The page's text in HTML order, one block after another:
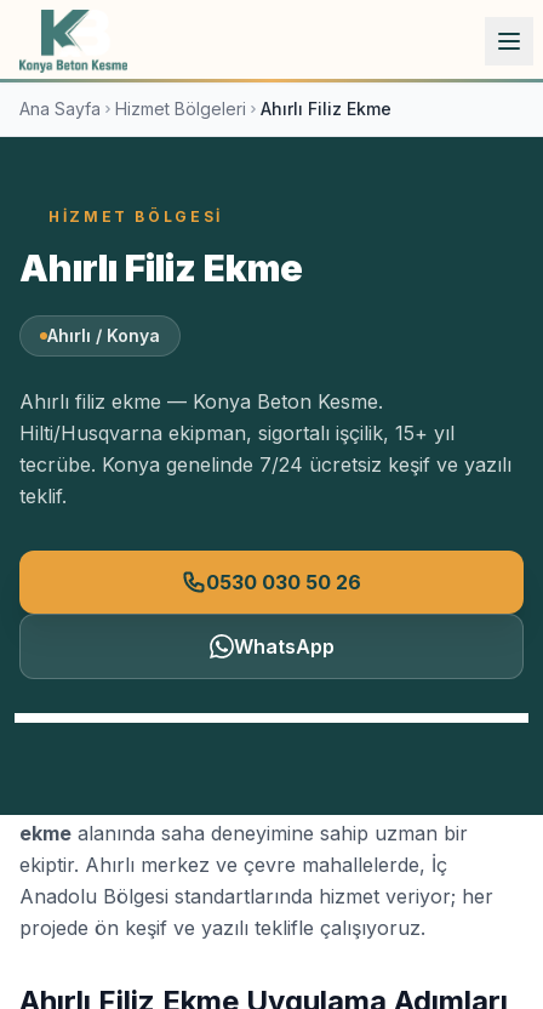
İçeriğe atla
Ana Sayfa Hizmet Bölgeleri Ahırlı Filiz Ekme
HIZMET BÖLGESI
Ahırlı Filiz Ekme
Ahırlı / Konya
Ahırlı filiz ekme — Konya Beton Kesme.
Hilti/Husqvarna ekipman, sigortalı işçilik, 15+ yıl
tecrübe. Konya genelinde 7/24 ücretsiz keşif ve yazılı
teklif.
0530 030 50 26
WhatsApp
ekme alanında saha deneyimine sahip uzman bir
ekiptir. Ahırlı merkez ve çevre mahallelerde, İç
Anadolu Bölgesi standartlarında hizmet veriyor; her
projede ön keşif ve yazılı teklifle çalışıyoruz.
Ahırlı Filiz Ekme Uygulama Adımları